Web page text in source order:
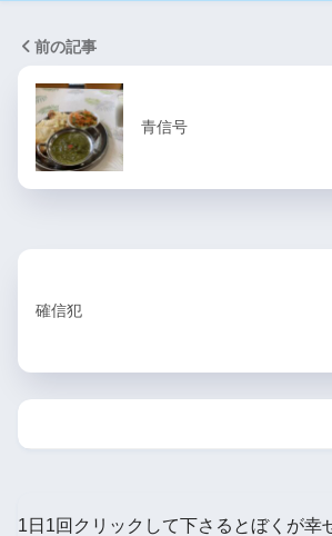
前の記事
青信号
確信犯
1日1回クリックして下さるとぼくが幸